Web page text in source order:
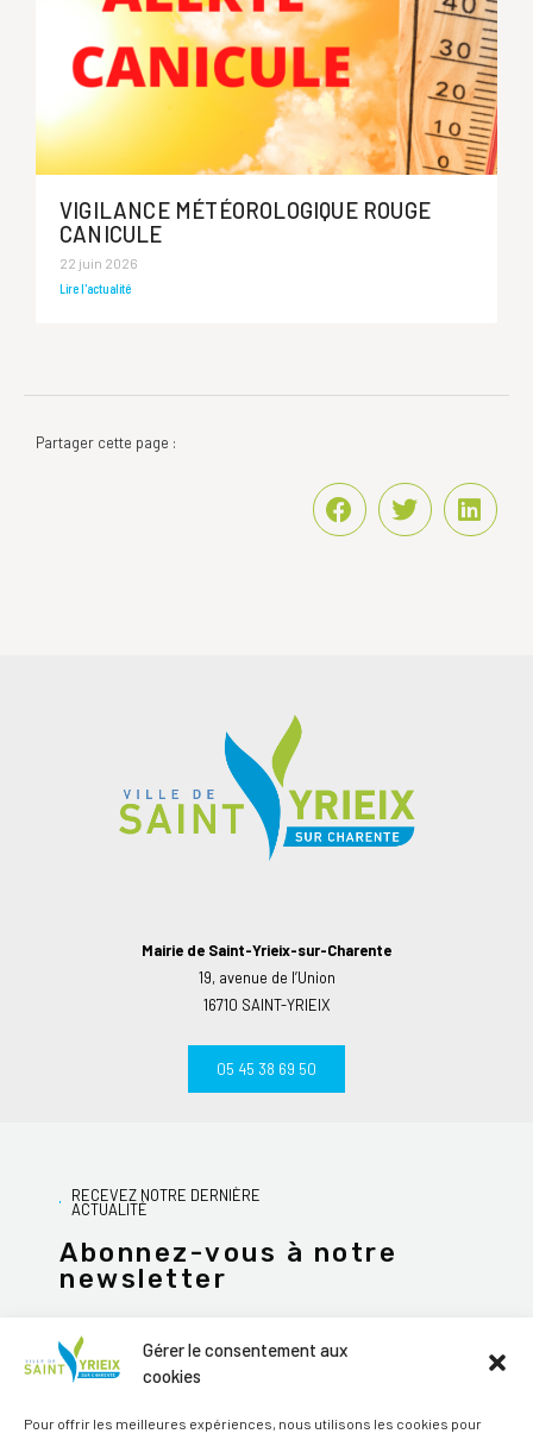
Gérer le consentement aux
cookies
Pour offrir les meilleures expériences, nous utilisons les cookies pour
VIGILANCE MÉTÉOROLOGIQUE ROUGE
CANICULE
22 juin 2026
Lire l'actualité
Partager cette page :
Mairie de Saint-Yrieix-sur-Charente
19, avenue de l’Union
16710 SAINT-YRIEIX
05 45 38 69 50
RECEVEZ NOTRE DERNIÈRE
ACTUALITÉ
Abonnez-vous à notre
newsletter
JE M'ABONNE